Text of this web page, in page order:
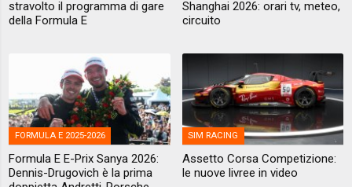
stravolto il programma di gare
della Formula E
Shanghai 2026: orari tv, meteo,
circuito
FORMULA E 2025-2026
Formula E E-Prix Sanya 2026:
Dennis-Drugovich è la prima
SIM RACING
Assetto Corsa Competizione:
le nuove livree in video